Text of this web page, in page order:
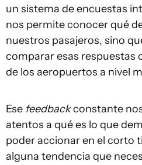
un sistema de encuestas
nos permite conocer qué
nuestros pasajeros, sino
comparar esas respuestas
de los aeropuertos a nivel
Ese feedbackconstante
atentos a qué es lo que
poder accionar en el corto
alguna tendencia que